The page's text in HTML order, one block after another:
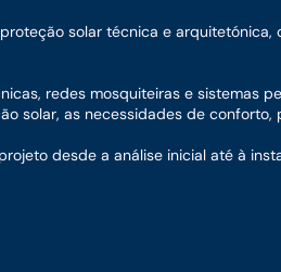
solar técnica e
redes mosquiteiras e sistemas
solar, as necessidades de
desde a análise inicial até à